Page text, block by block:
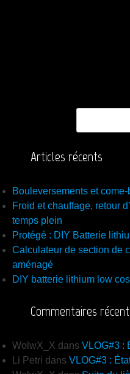
Articles récents
Bouleversements et come-
Froid et chauffage, retour
temps plein
Protégé : DIY Batterie
Calculateur de section de
aménagé
DIY batterie lithium low
Commentaires
WolwX_X dans VLOG#3 :
Li Petri dans VLOG#3 :